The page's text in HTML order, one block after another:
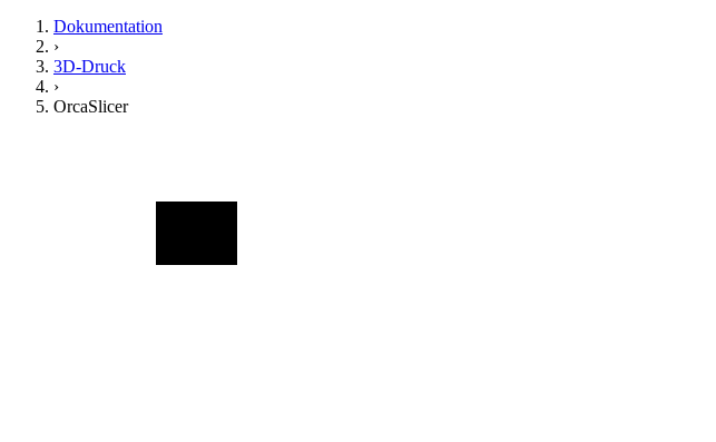
Dokumentation
›
3D-Druck
›
OrcaSlicer